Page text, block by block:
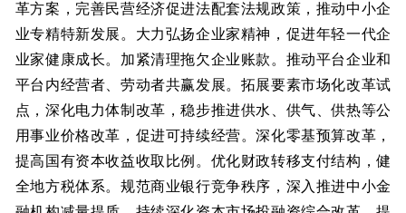
革方案，完善民营经济促进法配套法规政策，推动中小企
业专精特新发展。大力弘扬企业家精神，促进年轻一代企
业家健康成长。加紧清理拖欠企业账款。推动平台企业和
平台内经营者、劳动者共赢发展。拓展要素市场化改革试
点，深化电力体制改革，稳步推进供水、供气、供热等公
用事业价格改革，促进可持续经营。深化零基预算改革，
提高国有资本收益收取比例。优化财政转移支付结构，健
全地方税体系。规范商业银行竞争秩序，深入推进中小金